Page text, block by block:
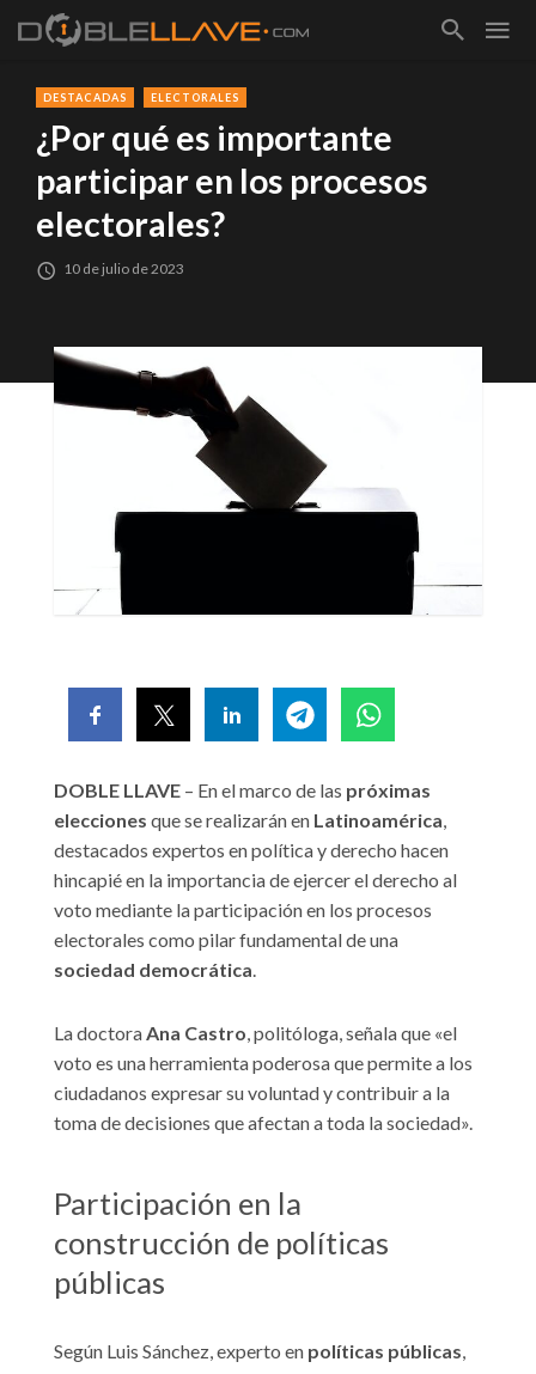
DESTACADAS ELECTORALES
¿Por qué es importante
participar en los procesos
electorales?
10 de julio de 2023
DOBLE LLAVE – En el marco de las próximas
elecciones que se realizarán en Latinoamérica,
destacados expertos en política y derecho hacen
hincapié en la importancia de ejercer el derecho al
voto mediante la participación en los procesos
electorales como pilar fundamental de una
sociedad democrática.
La doctoraAna Castro, politóloga, señala que «el
voto es una herramienta poderosa que permite a los
ciudadanos expresar su voluntad y contribuir a la
toma de decisiones que afectan a toda la sociedad».
Participación en la
construcción de políticas
públicas
Según Luis Sánchez, experto en políticas públicas